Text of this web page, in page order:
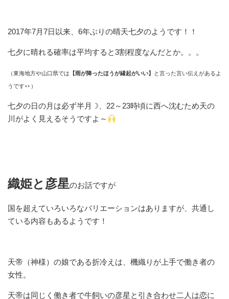
2017年7月7日以来、6年ぶりの晴天七夕のようです！！
七夕に晴れる確率は平均すると3割程度なんだとか。。。
（東海地方や山口県では 【雨が降ったほうが縁起がいい】 と言った言い伝えがあるよ
うです ）
七夕の日の月は必ず半月☽、22～23時頃に西へ沈むため天の
川がよく見えるそうですよ～
織姫と彦星のお話ですが
国を超えていろいろなバリエーションはありますが、共通し
ている内容もあるようです！
天帝（神様）の娘である折冷えは、機織りが上手で働き者の
女性。
天帝は同じく働き者で牛飼いの彦星と引き合わせ二人は恋に